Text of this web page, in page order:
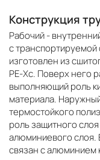
Конструкция
Рабочий -
с транспортируемой
изготовлен из
PE-Хс. Поверх него
выполняющий роль
материала.
термостойкого
роль защитного
алюминиевого слоя.
связан с алюминием